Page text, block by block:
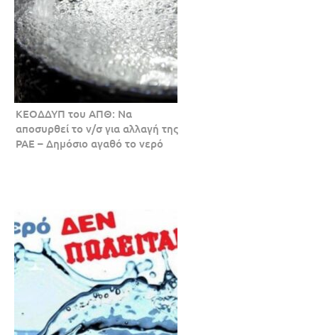
ΚΕΟΔΔΥΠ του ΑΠΘ: Να
αποσυρθεί το ν/σ για αλλαγή της
ΡΑΕ – Δημόσιο αγαθό το νερό